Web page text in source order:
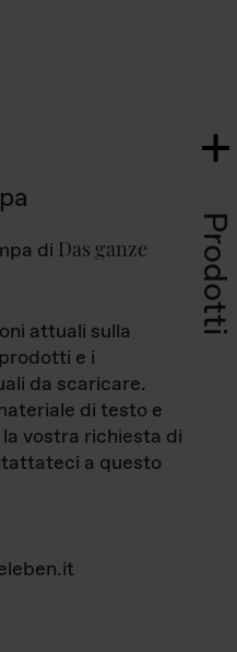
Prodotti
di Das ganze
attuali sulla
e i
da scaricare.
di testo e
vostra richiesta di
a questo